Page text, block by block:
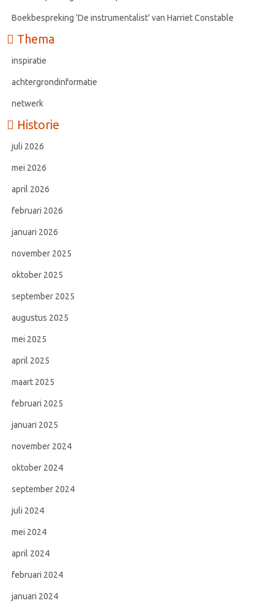
Boekbespreking 'De instrumentalist' van Harriet Constable
Thema
inspiratie
achtergrondinformatie
netwerk
Historie
juli 2026
mei 2026
april 2026
februari 2026
januari 2026
november 2025
oktober 2025
september 2025
augustus 2025
mei 2025
april 2025
maart 2025
februari 2025
januari 2025
november 2024
oktober 2024
september 2024
juli 2024
mei 2024
april 2024
februari 2024
januari 2024